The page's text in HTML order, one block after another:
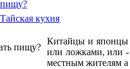
Тайская кухня
Китайцы и японцы
или ложками, или -
местным жителям а